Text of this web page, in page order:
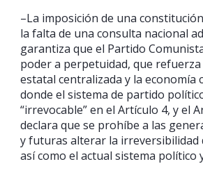
–La imposición de una
la falta de una consulta nacional
garantiza que el Partido
poder a perpetuidad, que
estatal centralizada y la economía
donde el sistema de partido
“irrevocable” en el Artículo 4, y el
declara que se prohíbe a las
y futuras alterar la irreversibilidad
así como el actual sistema político